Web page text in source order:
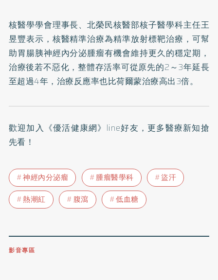
核醫學學會理事長、北榮民核醫部核子醫學科主任王
昱豐表示，核醫精準治療為精準放射標靶治療，可幫
助胃腸胰神經內分泌腫瘤有機會維持更久的穩定期，
治療後若不惡化，整體存活率可從原先的2～3年延長
至超過4年，治療反應率也比荷爾蒙治療高出3倍。
歡迎加入 《優活健康網》line好友 ，更多醫療新知搶
先看！
神經內分泌瘤 腫瘤醫學科
盜汗
熱潮紅
腹瀉 低血糖
影音專區